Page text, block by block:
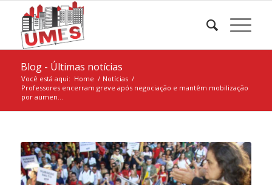
Blog - Últimas notícias
Você está aqui: Home / Notícias /
Professores encerram greve após negociação e mantêm mobilização
por aumen...